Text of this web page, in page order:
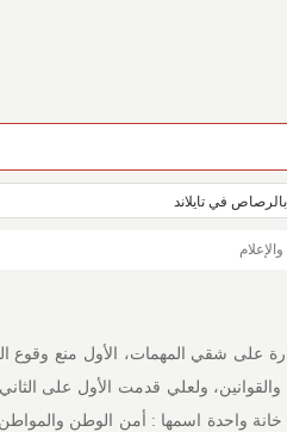
في تايلاند
على شقي المهمات، الأول منع وقوع
والقوانين، ولعلي قدمت الأول على
خانة واحدة اسمها : أمن الوطن